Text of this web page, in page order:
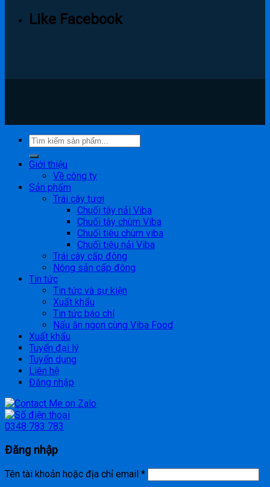
Like Facebook
Giới thiệu
Về công ty
Sản phẩm
Trái cây tươi
Chuối tây nải Viba
Chuối tây chùm Viba
Chuối tiêu chùm viba
Chuối tiêu nải Viba
Trái cây cấp đông
Nông sản cấp đông
Tin tức
Tin tức và sự kiện
Xuất khẩu
Tin tức báo chí
Nấu ăn ngon cùng Viba Food
Xuất khẩu
Tuyển đại lý
Tuyển dụng
Liên hệ
Đăng nhập
0348 783 783
Đăng nhập
Tên tài khoản hoặc địa chỉ email *